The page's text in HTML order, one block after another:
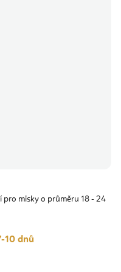
misky o průměru 18 - 24
10 dnů